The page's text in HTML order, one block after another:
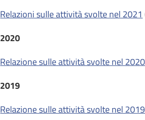
Relazioni sulle attività svolte nel 2021
2020
Relazione sulle attività svolte nel 2020
2019
Relazione sulle attività svolte nel 2019